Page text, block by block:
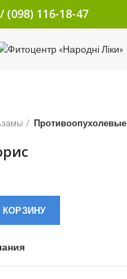
/ (098) 116-18-47
Противоопухолевые
КОРЗИНУ